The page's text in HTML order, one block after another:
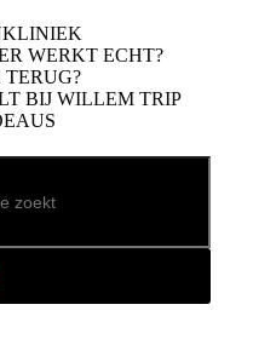
WERKT ECHT?
TERUG?
BIJ WILLEM TRIP